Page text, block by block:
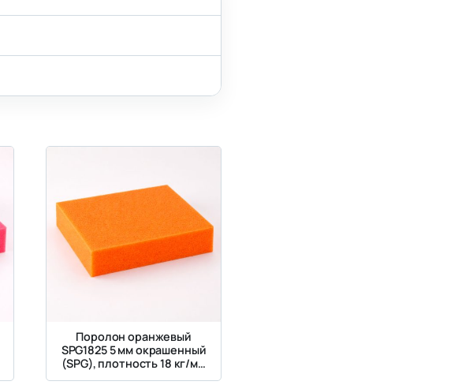
Поролон оранжевый
SPG1825 5 мм окрашенный
(SPG), плотность 18 кг/м³,